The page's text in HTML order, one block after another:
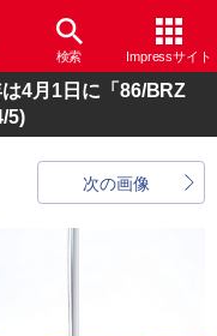
検索 Impressサイト
4月1日に「86/BRZ
5)
次の画像